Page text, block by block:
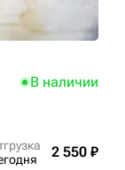
В наличии
2 550 ₽